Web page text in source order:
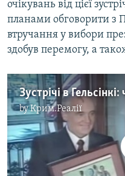
очікувань від цієї
планами обговорити з
втручання у вибори
здобув перемогу, а
byКрим.Реалії
No media